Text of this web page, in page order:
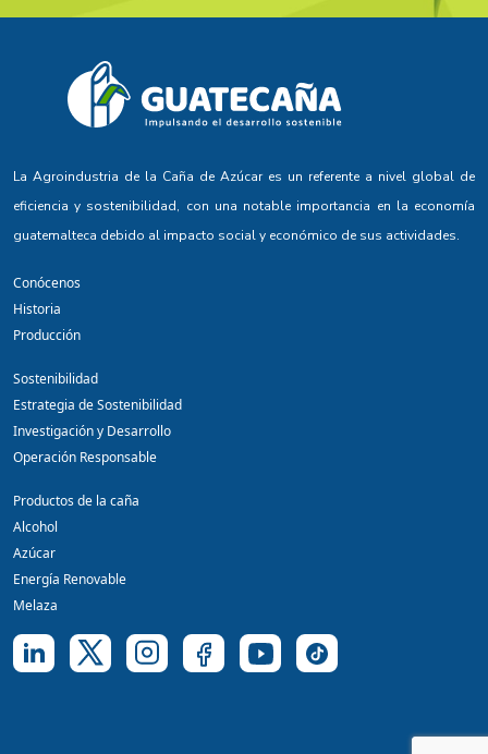
La Agroindustria de la Caña de Azúcar es un referente a nivel global de
eficiencia y sostenibilidad, con una notable importancia en la economía
guatemalteca debido al impacto social y económico de sus actividades.
Conócenos
Historia
Producción
Sostenibilidad
Estrategia de Sostenibilidad
Investigación y Desarrollo
Operación Responsable
Productos de la caña
Alcohol
Azúcar
Energía Renovable
Melaza